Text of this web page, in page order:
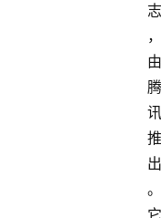
志
，
由
腾
讯
推
出
。
它